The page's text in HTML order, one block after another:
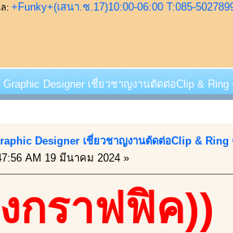
: +Funky+(เสนา.ซ.17)10:00-06:00 T:085-
Designer เชี่ยวชาญงานตัดต่อClip &
Designer เชี่ยวชาญงานตัดต่อClip & Ring
AM 19 มีนาคม 2024 »
กราฟฟิค))